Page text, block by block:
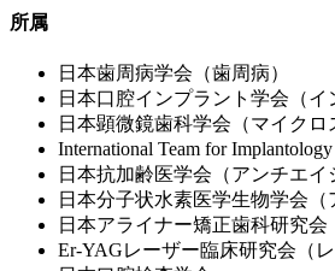
所属
日本歯周病学会（歯周病）
日本口腔インプラント学会（イ
日本顕微鏡歯科学会（マイクロ
International Team for
日本抗加齢医学会（アンチエイ
日本分子状水素医学生物学会（
日本アライナー矯正歯科研究会
Er-YAGレーザー臨床研究会（レ